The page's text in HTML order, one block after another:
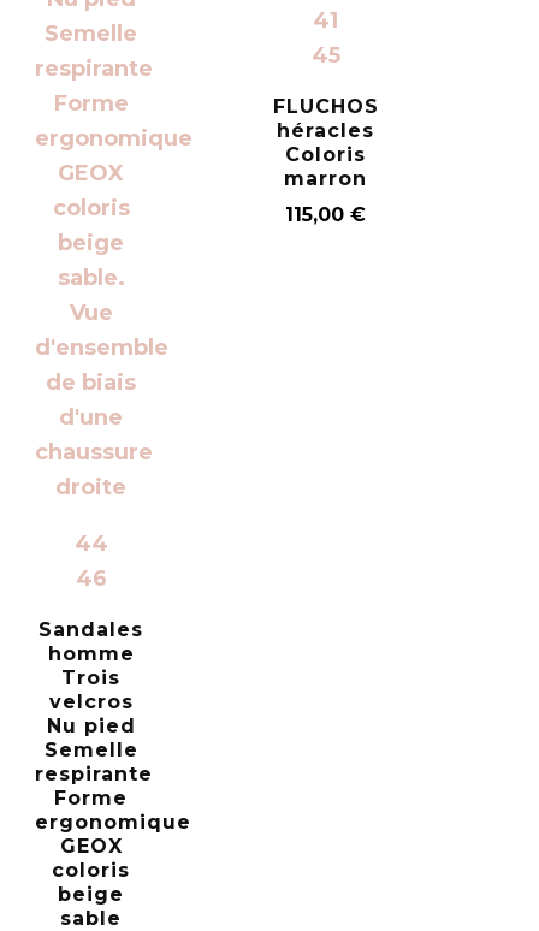
44
46
Sandales
homme
Trois
velcros
Nu pied
Semelle
respirante
Forme
ergonomique
GEOX
coloris
beige
sable
41
45
FLUCHOS
héracles
Coloris
marron
115,00€